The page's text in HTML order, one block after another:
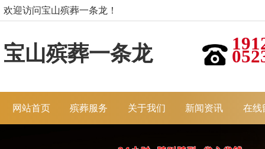
欢迎访问宝山殡葬一条龙！
宝山殡葬一条龙
网站首页 殡葬服务 关于我们 新闻资讯 在线